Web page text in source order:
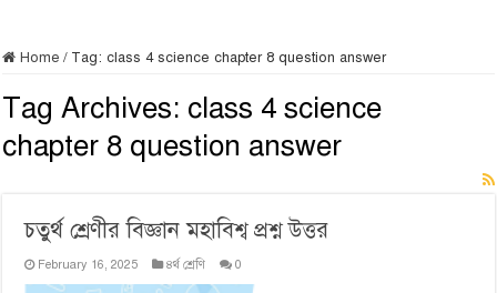
Home / Tag:class 4 science chapter 8 question answer
Tag Archives: class 4 science
chapter 8 question answer
চতুর্থ শ্রেণীর বিজ্ঞান মহাবিশ্ব প্রশ্ন উত্তর
February 16, 2025 ৪র্থ শ্রেণি 0